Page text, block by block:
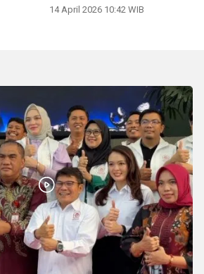
14 April 2026 10:42 WIB